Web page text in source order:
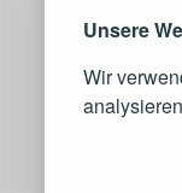
Unsere
Wir